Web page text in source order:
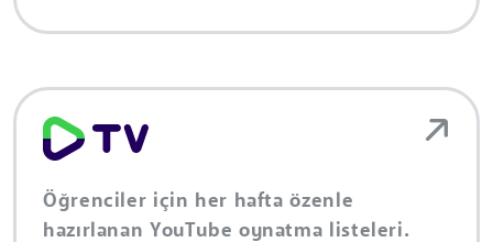
Öğrenciler için her hafta özenle
hazırlanan YouTube oynatma listeleri.